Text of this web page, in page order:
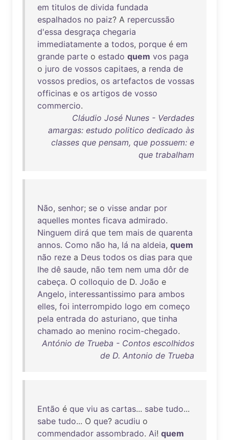
em titulos de divida fundada
espalhados no paiz? A repercussão
d'essa desgraça chegaria
immediatamente a todos, porque é em
grande parte o estado quem vos paga
o juro de vossos capitaes, a renda de
vossos predios, os artefactos de vossas
officinas e os artigos de vosso
commercio.
Cláudio José Nunes - Verdades
amargas: estudo politico dedicado às
classes que pensam, que possuem: e
que trabalham
Não, senhor; se o visse andar por
aquelles montes ficava admirado.
Ninguem dirá que tem mais de quarenta
annos. Como não ha, lá na aldeia, quem
não reze a Deus todos os dias para que
lhe dê saude, não tem nem uma dôr de
cabeça. O colloquio de D. João e
Angelo, interessantissimo para ambos
elles, foi interrompido logo em começo
pela entrada do asturiano, que tinha
chamado ao menino rocim-chegado.
António de Trueba - Contos escolhidos
de D. Antonio de Trueba
Então é que viu as cartas... sabe tudo...
sabe tudo... O que? acudiu o
commendador assombrado. Ai! quem